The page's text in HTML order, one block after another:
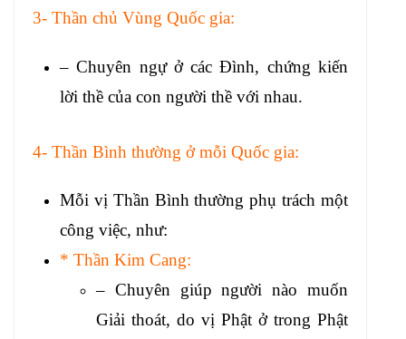
3- Thần chủ Vùng Quốc gia:
– Chuyên ngự ở các Đình, chứng kiến
lời thề của con người thề với nhau.
4- Thần Bình thường ở mỗi Quốc gia:
Mỗi vị Thần Bình thường phụ trách một
công việc, như:
* Thần Kim Cang:
– Chuyên giúp người nào muốn
Giải thoát, do vị Phật ở trong Phật